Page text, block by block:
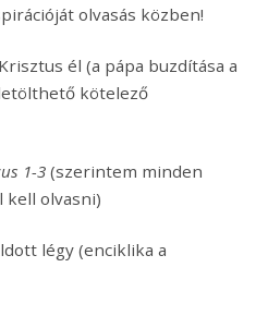
olvasás közben!
él (a pápa buzdítása a
kötelező
1-3 (szerintem minden
kell olvasni)
légy (enciklika a